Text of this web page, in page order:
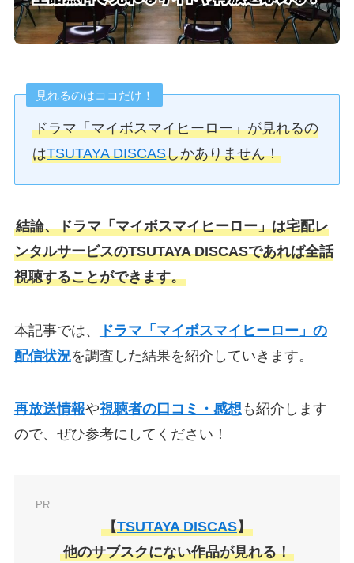
見れるのはココだけ！
ドラマ「マイボスマイヒーロー」が見れるの
はTSUTAYA DISCASしかありません！
結論、ドラマ「マイボスマイヒーロー」は宅配レ
ンタルサービスのTSUTAYA DISCASであれば全話
視聴することができます。
本記事では、
ドラマ「マイボスマイヒーロー」の
配信状況を調査した結果を紹介していきます。
再放送情報や視聴者の口コミ・感想も紹介します
ので、ぜひ参考にしてください！
PR
【TSUTAYA DISCAS】
他のサブスクにない作品が見れる！